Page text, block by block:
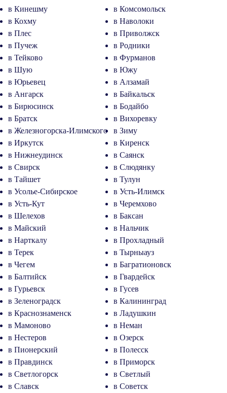
в Кинешму
в Комсомольск
в Кохму
в Наволоки
в Плес
в Приволжск
в Пучеж
в Родники
в Тейково
в Фурманов
в Шую
в Южу
в Юрьевец
в Алзамай
в Ангарск
в Байкальск
в Бирюсинск
в Бодайбо
в Братск
в Вихоревку
в Железногорска-Илимского
в Зиму
в Иркутск
в Киренск
в Нижнеудинск
в Саянск
в Свирск
в Слюдянку
в Тайшет
в Тулун
в Усолье-Сибирское
в Усть-Илимск
в Усть-Кут
в Черемхово
в Шелехов
в Баксан
в Майский
в Нальчик
в Нарткалу
в Прохладный
в Терек
в Тырныауз
в Чегем
в Багратионовск
в Балтийск
в Гвардейск
в Гурьевск
в Гусев
в Зеленоградск
в Калининград
в Краснознаменск
в Ладушкин
в Мамоново
в Неман
в Нестеров
в Озерск
в Пионерский
в Полесск
в Правдинск
в Приморск
в Светлогорск
в Светлый
в Славск
в Советск